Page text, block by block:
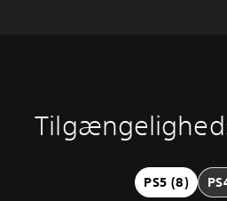
PS5 (8)
K
l
L
y
K
a
C
o